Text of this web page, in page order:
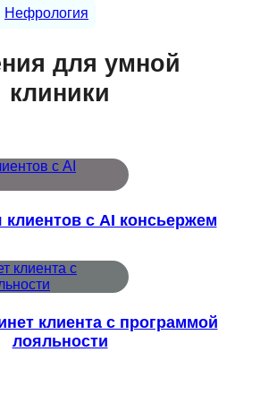
Нефрология
для умной
клиники
клиентов с AI консьержем
клиента с программой
лояльности